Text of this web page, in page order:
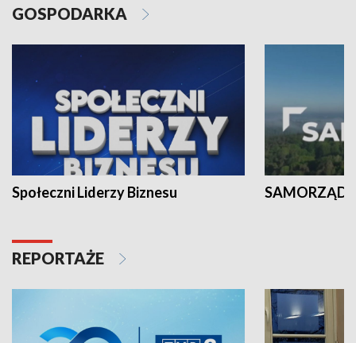
GOSPODARKA
Społeczni Liderzy Biznesu SAMORZĄD
REPORTAŻE